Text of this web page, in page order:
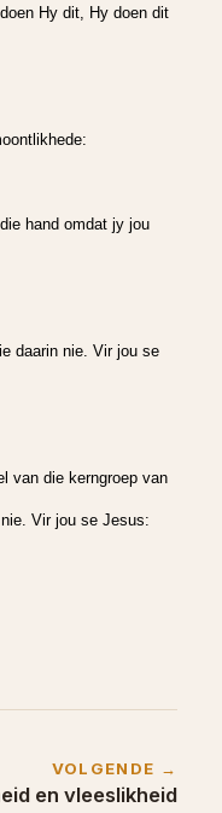
Hy dit, Hy doen dit
hand omdat jy jou
daarin nie. Vir jou se
van die kerngroep van
Vir jou se Jesus:
VOLGENDE →
en vleeslikheid